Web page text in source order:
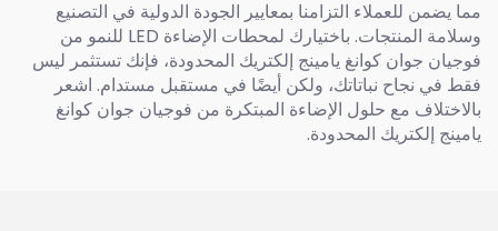
مما يضمن للعملاء التزامنا بمعايير الجودة الدولية في التصنيع
وسلامة المنتجات. باختيارك لمحطات الإضاءة LED للنمو من
فوجيان جوان كوانغ يامينج إلكتريك المحدودة، فإنك تستثمر ليس
فقط في نجاح نباتاتك، ولكن أيضًا في مستقبل مستدام. اشعر
بالاختلاف مع حلول الإضاءة المبتكرة من فوجيان جوان كوانغ
يامينج إلكتريك المحدودة.